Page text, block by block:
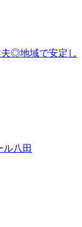
夫◎地域で安定し
ル八田